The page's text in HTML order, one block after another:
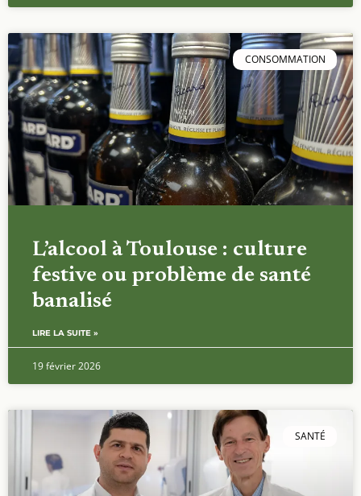
CONSOMMATION
L’alcool à Toulouse : culture
festive ou problème de santé
banalisé
LIRE LA SUITE »
19 février 2026
SANTÉ